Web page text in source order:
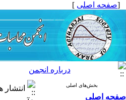
[صفحه اصلی ]
درباره انجمن
بخش‌های اصلی
صفحه اصلی